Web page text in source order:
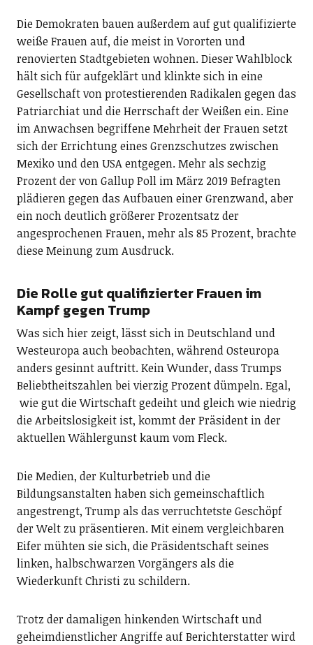
Die Demokraten bauen außerdem auf gut qualifizierte
weiße Frauen auf, die meist in Vororten und
renovierten Stadtgebieten wohnen. Dieser Wahlblock
hält sich für aufgeklärt und klinkte sich in eine
Gesellschaft von protestierenden Radikalen gegen das
Patriarchiat und die Herrschaft der Weißen ein. Eine
im Anwachsen begriffene Mehrheit der Frauen setzt
sich der Errichtung eines Grenzschutzes zwischen
Mexiko und den USA entgegen. Mehr als sechzig
Prozent der von Gallup Poll im März 2019 Befragten
plädieren gegen das Aufbauen einer Grenzwand, aber
ein noch deutlich größerer Prozentsatz der
angesprochenen Frauen, mehr als 85 Prozent, brachte
diese Meinung zum Ausdruck.
Die Rolle gut qualifizierter Frauen im
Kampf gegen Trump
Was sich hier zeigt, lässt sich in Deutschland und
Westeuropa auch beobachten, während Osteuropa
anders gesinnt auftritt. Kein Wunder, dass Trumps
Beliebtheitszahlen bei vierzig Prozent dümpeln. Egal,
wie gut die Wirtschaft gedeiht und gleich wie niedrig
die Arbeitslosigkeit ist, kommt der Präsident in der
aktuellen Wählergunst kaum vom Fleck.
Die Medien, der Kulturbetrieb und die
Bildungsanstalten haben sich gemeinschaftlich
angestrengt, Trump als das verruchtetste Geschöpf
der Welt zu präsentieren. Mit einem vergleichbaren
Eifer mühten sie sich, die Präsidentschaft seines
linken, halbschwarzen Vorgängers als die
Wiederkunft Christi zu schildern.
Trotz der damaligen hinkenden Wirtschaft und
geheimdienstlicher Angriffe auf Berichterstatter wird